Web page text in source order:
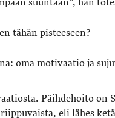
tähän pisteeseen?
oma motivaatio ja
Päihdehoito on
eli lähes